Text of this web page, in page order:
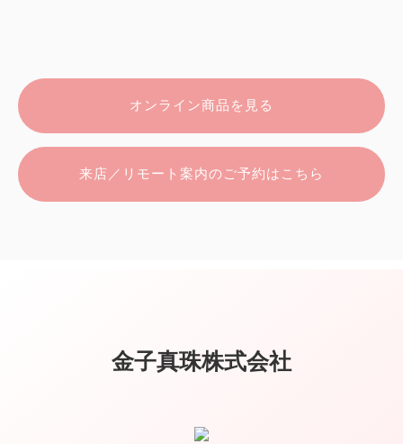
オンライン商品を見る
来店／リモート案内のご予約はこちら
金子真珠株式会社